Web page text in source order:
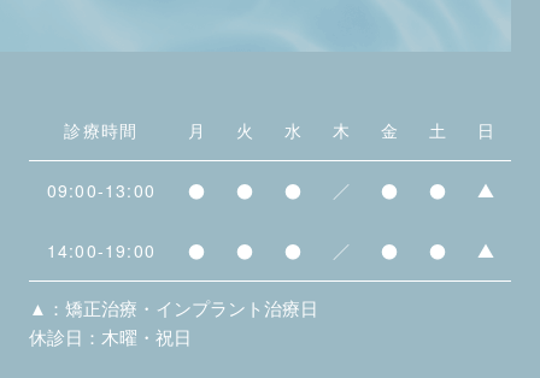
診療時間 月 火 水 木 金 土 日
09:00-13:00 ● ● ● ／ ● ● ▲
14:00-19:00 ● ● ● ／ ● ● ▲
▲：矯正治療・インプラント治療日
休診日：木曜・祝日